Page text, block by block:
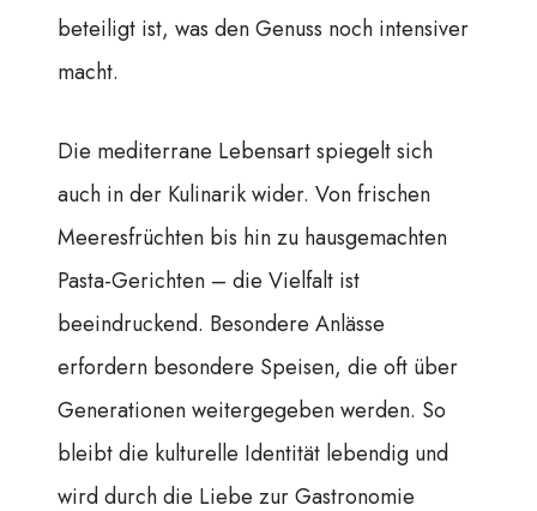
beteiligt ist, was den Genuss noch intensiver
macht.
Die mediterrane Lebensart spiegelt sich
auch in der Kulinarik wider. Von frischen
Meeresfrüchten bis hin zu hausgemachten
Pasta-Gerichten – die Vielfalt ist
beeindruckend. Besondere Anlässe
erfordern besondere Speisen, die oft über
Generationen weitergegeben werden. So
bleibt die kulturelle Identität lebendig und
wird durch die Liebe zur Gastronomie